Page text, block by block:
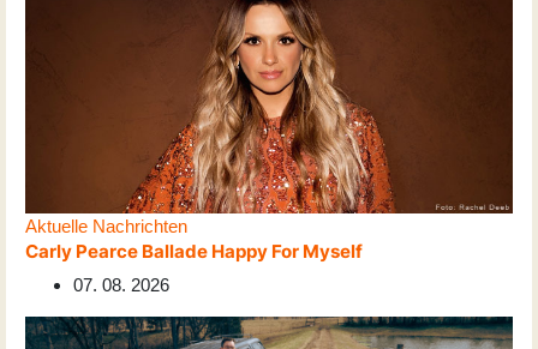
Aktuelle Nachrichten
Carly Pearce Ballade Happy For Myself
07. 08. 2026